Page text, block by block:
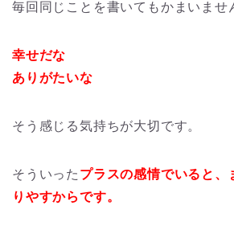
毎回同じことを書いてもかまいませ
幸せだな
ありがたいな
そう感じる気持ちが大切です。
そういった プラスの感情でいると、
りやすからです。